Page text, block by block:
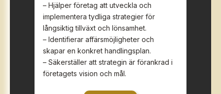
– Hjälper företag att utveckla och
implementera tydliga strategier för
långsiktig tillväxt och lönsamhet.
– Identifierar affärsmöjligheter och
skapar en konkret handlingsplan.
– Säkerställer att strategin är förankrad i
företagets vision och mål.